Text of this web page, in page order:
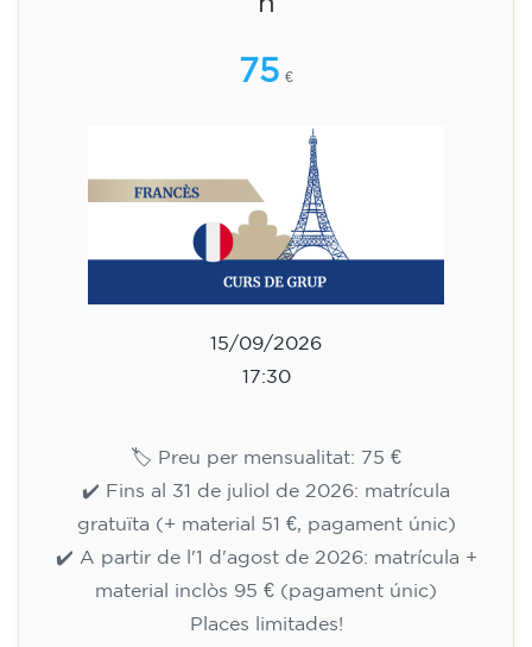
75 €
15/09/2026
17:30
🏷️ Preu per mensualitat: 75 €
✔️ Fins al 31 de juliol de 2026: matrícula
gratuïta (+ material 51 €, pagament únic)
✔️ A partir de l'1 d'agost de 2026: matrícula +
material inclòs 95 € (pagament únic)
Places limitades!